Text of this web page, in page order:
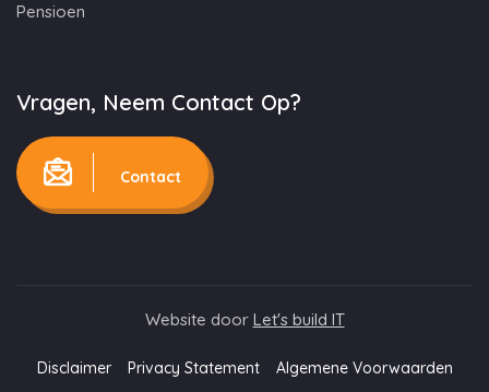
Pensioen
Vragen, Neem Contact Op?
Contact
Website door Let's build IT
Disclaimer Privacy Statement Algemene Voorwaarden